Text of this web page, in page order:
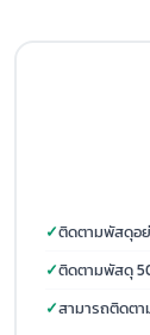
ติดตามพัสดุอย่
ติดตามพัสดุ
สามารถติดตา